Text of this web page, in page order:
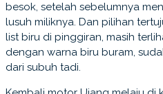
besok, setelah sebelumnya
lusuh miliknya. Dan pilihan
list biru di pinggiran, masih
dengan warna biru buram,
dari subuh tadi.